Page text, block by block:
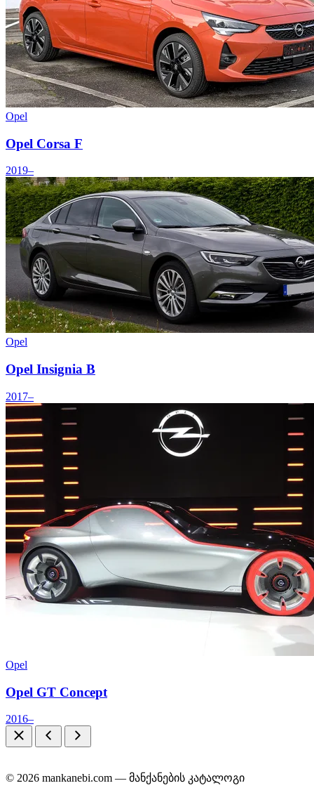
Opel
Opel Corsa F
2019–
Opel
Opel Insignia B
2017–
Opel
Opel GT Concept
2016–
© 2026 mankanebi.com — მანქანების კატალოგი